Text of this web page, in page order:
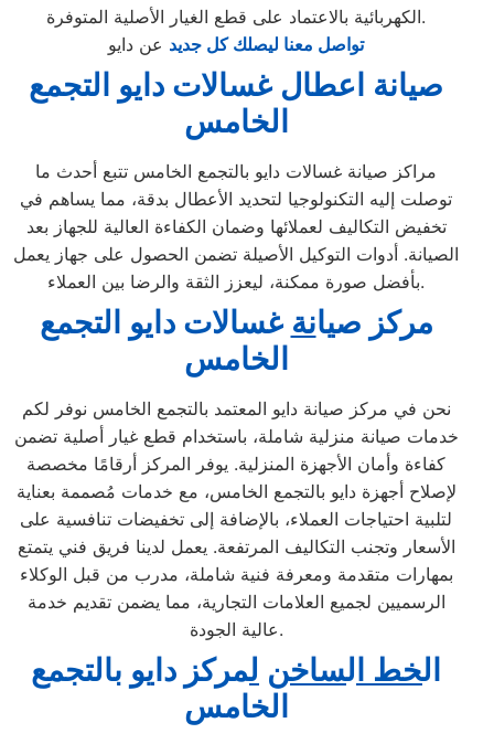
الكهربائية بالاعتماد على قطع الغيار الأصلية المتوفرة.
تواصل معنا ليصلك كل جديد عن دايو
صيانة اعطال غسالات دايو التجمع
الخامس
مراكز صيانة غسالات دايو بالتجمع الخامس تتبع أحدث ما
توصلت إليه التكنولوجيا لتحديد الأعطال بدقة، مما يساهم في
تخفيض التكاليف لعملائها وضمان الكفاءة العالية للجهاز بعد
الصيانة. أدوات التوكيل الأصيلة تضمن الحصول على جهاز يعمل
بأفضل صورة ممكنة، ليعزز الثقة والرضا بين العملاء.
مركز صيانة غسالات دايو التجمع
الخامس
نحن في مركز صيانة دايو المعتمد بالتجمع الخامس نوفر لكم
خدمات صيانة منزلية شاملة، باستخدام قطع غيار أصلية تضمن
كفاءة وأمان الأجهزة المنزلية. يوفر المركز أرقامًا مخصصة
لإصلاح أجهزة دايو بالتجمع الخامس، مع خدمات مُصممة بعناية
لتلبية احتياجات العملاء، بالإضافة إلى تخفيضات تنافسية على
الأسعار وتجنب التكاليف المرتفعة. يعمل لدينا فريق فني يتمتع
بمهارات متقدمة ومعرفة فنية شاملة، مدرب من قبل الوكلاء
الرسميين لجميع العلامات التجارية، مما يضمن تقديم خدمة
عالية الجودة.
الخط ا لساخن لمركز دايو بالتجمع
الخامس